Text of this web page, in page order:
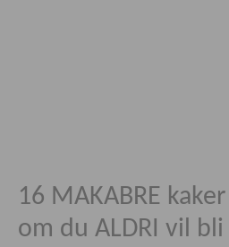
16 MAKABRE
om du ALDRI vil